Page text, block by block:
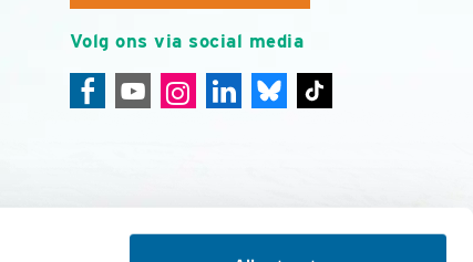
Volg ons via social media